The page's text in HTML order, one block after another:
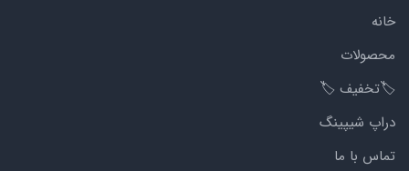
خانه
محصولات
🏷️تخفیف 🏷️
دراپ شیپینگ
تماس با ما